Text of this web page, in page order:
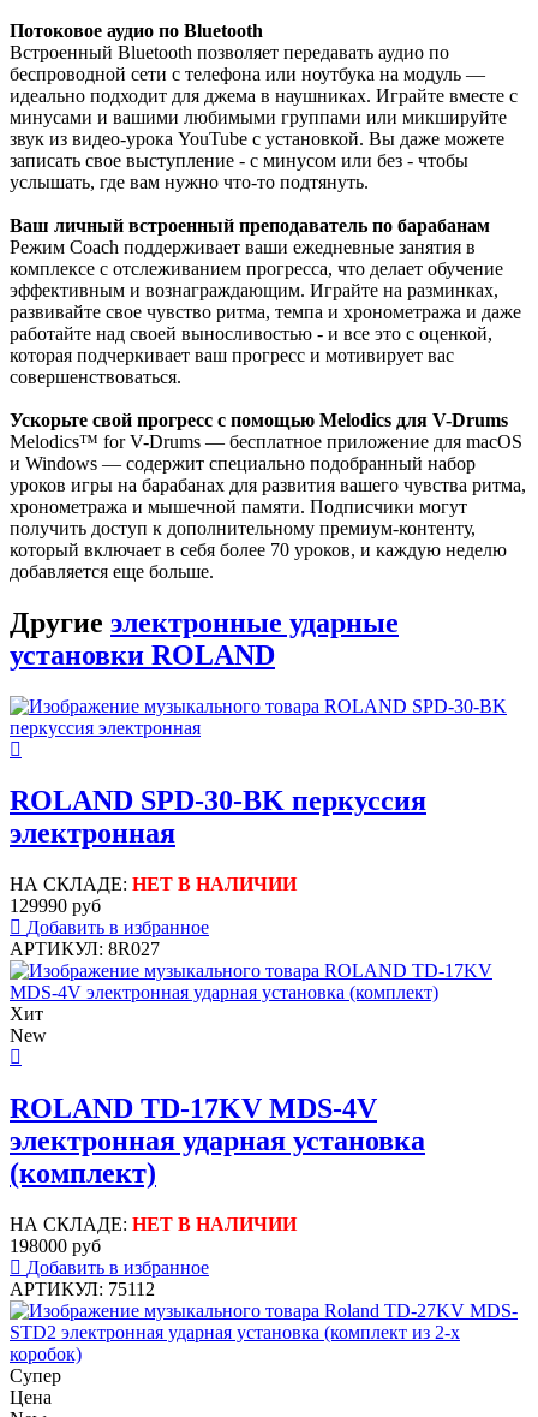
Потоковое аудио по Bluetooth
Встроенный Bluetooth позволяет передавать аудио по
беспроводной сети с телефона или ноутбука на модуль —
идеально подходит для джема в наушниках. Играйте вместе с
минусами и вашими любимыми группами или микшируйте
звук из видео-урока YouTube с установкой. Вы даже можете
записать свое выступление - с минусом или без - чтобы
услышать, где вам нужно что-то подтянуть.
Ваш личный встроенный преподаватель по барабанам
Режим Coach поддерживает ваши ежедневные занятия в
комплексе с отслеживанием прогресса, что делает обучение
эффективным и вознаграждающим. Играйте на разминках,
развивайте свое чувство ритма, темпа и хронометража и даже
работайте над своей выносливостью - и все это с оценкой,
которая подчеркивает ваш прогресс и мотивирует вас
совершенствоваться.
Ускорьте свой прогресс с помощью Melodics для V-Drums
Melodics™ for V-Drums — бесплатное приложение для macOS
и Windows — содержит специально подобранный набор
уроков игры на барабанах для развития вашего чувства ритма,
хронометража и мышечной памяти. Подписчики могут
получить доступ к дополнительному премиум-контенту,
который включает в себя более 70 уроков, и каждую неделю
добавляется еще больше.
Другие электронные ударные
установки ROLAND
ROLAND SPD-30-BK перкуссия
электронная
НА СКЛАДЕ: НЕТ В НАЛИЧИИ
129990 руб
Добавить в избранное
АРТИКУЛ: 8R027
Хит
New
ROLAND TD-17KV MDS-4V
электронная ударная установка
(комплект)
НА СКЛАДЕ: НЕТ В НАЛИЧИИ
198000 руб
Добавить в избранное
АРТИКУЛ: 75112
Супер
Цена